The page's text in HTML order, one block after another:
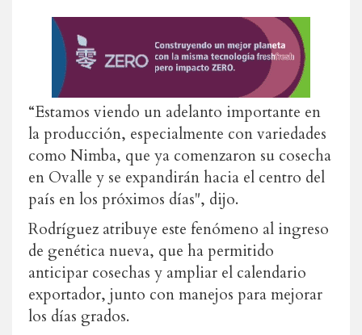
“Estamos viendo un adelanto importante en
la producción, especialmente con variedades
como Nimba, que ya comenzaron su cosecha
en Ovalle y se expandirán hacia el centro del
país en los próximos días", dijo.
Rodríguez atribuye este fenómeno al ingreso
de genética nueva, que ha permitido
anticipar cosechas y ampliar el calendario
exportador, junto con manejos para mejorar
los días grados.